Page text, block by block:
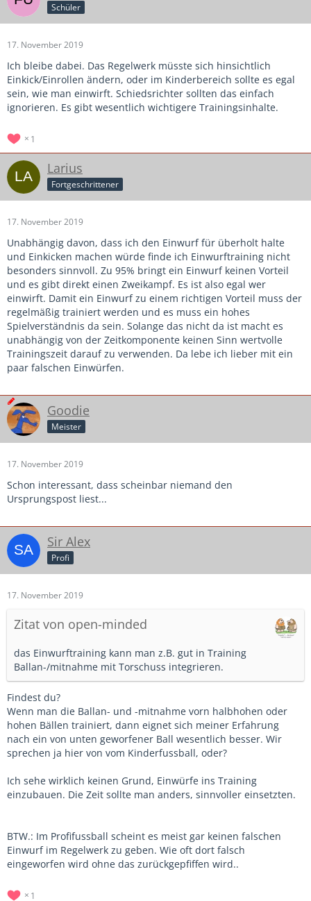
Schüler
17. November 2019
Ich bleibe dabei. Das Regelwerk müsste sich hinsichtlich
Einkick/Einrollen ändern, oder im Kinderbereich sollte es egal
sein, wie man einwirft. Schiedsrichter sollten das einfach
ignorieren. Es gibt wesentlich wichtigere Trainingsinhalte.
1
Larius
Fortgeschrittener
17. November 2019
Unabhängig davon, dass ich den Einwurf für überholt halte
und Einkicken machen würde finde ich Einwurftraining nicht
besonders sinnvoll. Zu 95% bringt ein Einwurf keinen Vorteil
und es gibt direkt einen Zweikampf. Es ist also egal wer
einwirft. Damit ein Einwurf zu einem richtigen Vorteil muss der
regelmäßig trainiert werden und es muss ein hohes
Spielverständnis da sein. Solange das nicht da ist macht es
unabhängig von der Zeitkomponente keinen Sinn wertvolle
Trainingszeit darauf zu verwenden. Da lebe ich lieber mit ein
paar falschen Einwürfen.
Goodie
Meister
17. November 2019
Schon interessant, dass scheinbar niemand den
Ursprungspost liest...
Sir Alex
Profi
17. November 2019
Zitat von open-minded
das Einwurftraining kann man z.B. gut in Training
Ballan-/mitnahme mit Torschuss integrieren.
Findest du?
Wenn man die Ballan- und -mitnahme vorn halbhohen oder
hohen Bällen trainiert, dann eignet sich meiner Erfahrung
nach ein von unten geworfener Ball wesentlich besser. Wir
sprechen ja hier von vom Kinderfussball, oder?
Ich sehe wirklich keinen Grund, Einwürfe ins Training
einzubauen. Die Zeit sollte man anders, sinnvoller einsetzten.
BTW.: Im Profifussball scheint es meist gar keinen falschen
Einwurf im Regelwerk zu geben. Wie oft dort falsch
eingeworfen wird ohne das zurückgepfiffen wird..
1